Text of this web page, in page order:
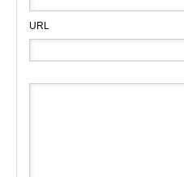
URL